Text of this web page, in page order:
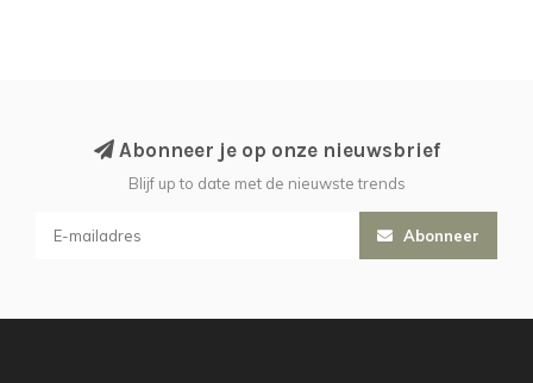
Abonneer je op onze nieuwsbrief
Blijf up to date met de nieuwste trends
Abonneer